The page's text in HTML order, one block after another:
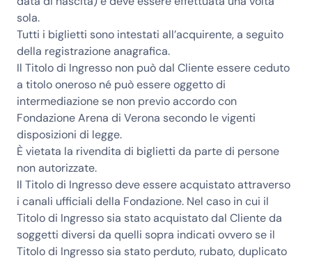
sola.
Tutti i biglietti sono intestati all’acquirente, a seguito
della registrazione anagrafica.
Il Titolo di Ingresso non può dal Cliente essere ceduto
a titolo oneroso né può essere oggetto di
intermediazione se non previo accordo con
Fondazione Arena di Verona secondo le vigenti
disposizioni di legge.
È vietata la rivendita di biglietti da parte di persone
non autorizzate.
Il Titolo di Ingresso deve essere acquistato attraverso
i canali ufficiali della Fondazione. Nel caso in cui il
Titolo di Ingresso sia stato acquistato dal Cliente da
soggetti diversi da quelli sopra indicati ovvero se il
Titolo di Ingresso sia stato perduto, rubato, duplicato